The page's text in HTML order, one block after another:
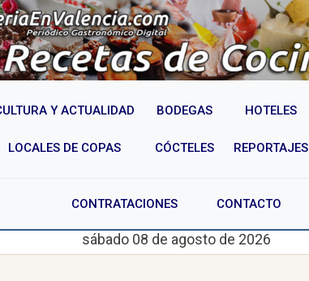
Y ACTUALIDAD BODEGAS HOTELES
LOCALES DE COPAS CÓCTELES REPORTAJES
CONTRATACIONES CONTACTO
sábado 08 de agosto de 2026